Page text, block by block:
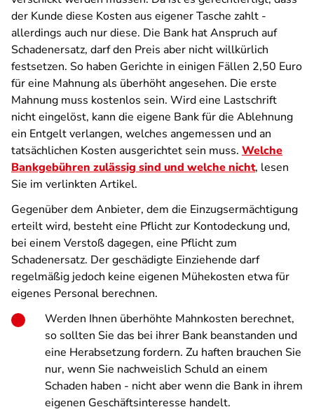
der Kunde diese Kosten aus eigener Tasche zahlt -
allerdings auch nur diese. Die Bank hat Anspruch auf
Schadenersatz, darf den Preis aber nicht willkürlich
festsetzen. So haben Gerichte in einigen Fällen 2,50 Euro
für eine Mahnung als überhöht angesehen. Die erste
Mahnung muss kostenlos sein. Wird eine Lastschrift
nicht eingelöst, kann die eigene Bank für die Ablehnung
ein Entgelt verlangen, welches angemessen und an
tatsächlichen Kosten ausgerichtet sein muss. Welche
Bankgebühren zulässig sind und welche nicht, lesen
Sie im verlinkten Artikel.
Gegenüber dem Anbieter, dem die Einzugsermächtigung
erteilt wird, besteht eine Pflicht zur Kontodeckung und,
bei einem Verstoß dagegen, eine Pflicht zum
Schadenersatz. Der geschädigte Einziehende darf
regelmäßig jedoch keine eigenen Mühekosten etwa für
eigenes Personal berechnen.
Werden Ihnen überhöhte Mahnkosten berechnet,
so sollten Sie das bei ihrer Bank beanstanden und
eine Herabsetzung fordern. Zu haften brauchen Sie
nur, wenn Sie nachweislich Schuld an einem
Schaden haben - nicht aber wenn die Bank in ihrem
eigenen Geschäftsinteresse handelt.